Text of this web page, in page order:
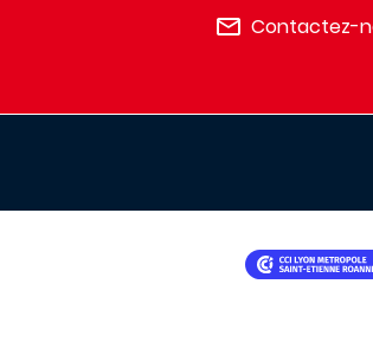
Contactez-
IMAGE